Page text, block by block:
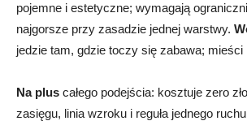
pojemne i estetyczne; wymagają
najgorsze przy zasadzie jednej warstwy.
jedzie tam, gdzie toczy się zabawa; mieści
Na plus całego podejścia: kosztuje zero
zasięgu, linia wzroku i reguła jednego